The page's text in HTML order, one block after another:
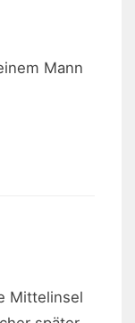
Mann
Mittelinsel